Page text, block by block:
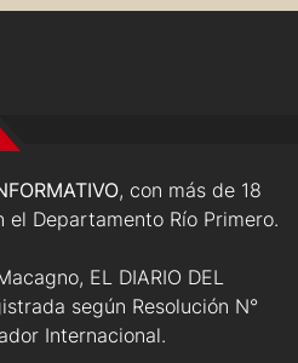
, con más de 18
Departamento Río Primero.
EL DIARIO DEL
según Resolución N°
Internacional.